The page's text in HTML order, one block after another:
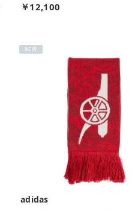
￥12,100
adidas
NEW